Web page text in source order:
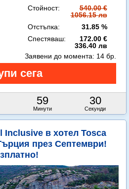
Стойност:
540.00 €
1056.15 лв
Отстъпка:
31.85 %
Спестяваш:
172.00 €
336.40 лв
59
Минути
29
Секунди
Заявени до момента: 14 бр.
Inclusive в хотел Tosca
през Септември!